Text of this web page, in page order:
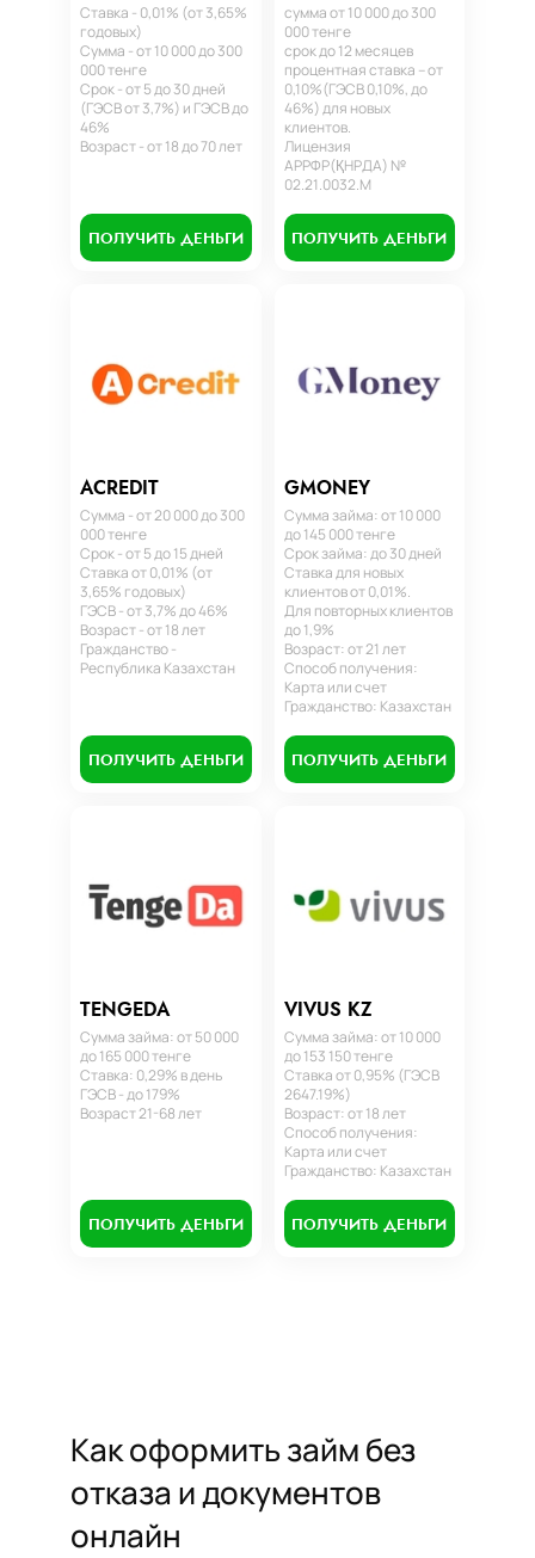
Ставка - 0,01% (от 3,65%
годовых)
Сумма - от 10 000 до 300
000 тенге
Срок - от 5 до 30 дней
(ГЭСВ от 3,7%) и ГЭСВ до
46%
Возраст - от 18 до 70 лет
ПОЛУЧИТЬ ДЕНЬГИ
сумма от 10 000 до 300
000 тенге
срок до 12 месяцев
процентная ставка – от
0,10%(ГЭСВ 0,10%, до
46%) для новых
клиентов.
Лицензия
АРРФР(ҚНРДА) №
02.21.0032.М
ПОЛУЧИТЬ ДЕНЬГИ
ACREDIT
Сумма - от 20 000 до 300
000 тенге
Срок - от 5 до 15 дней
Ставка от 0,01% (от
3,65% годовых)
ГЭСВ - от 3,7% до 46%
Возраст - от 18 лет
Гражданство -
Республика Казахстан
ПОЛУЧИТЬ ДЕНЬГИ
GMONEY
Сумма займа: от 10 000
до 145 000 тенге
Срок займа: до 30 дней
Ставка для новых
клиентов от 0,01%.
Для повторных клиентов
до 1,9%
Возраст: от 21 лет
Способ получения:
Карта или счет
Гражданство: Казахстан
ПОЛУЧИТЬ ДЕНЬГИ
TENGEDA
Сумма займа: от 50 000
до 165 000 тенге
Ставка: 0,29% в день
ГЭСВ - до 179%
Возраст 21-68 лет
ПОЛУЧИТЬ ДЕНЬГИ
VIVUS KZ
Сумма займа: от 10 000
до 153 150 тенге
Ставка от 0,95% (ГЭСВ
2647.19%)
Возраст: от 18 лет
Способ получения:
Карта или счет
Гражданство: Казахстан
ПОЛУЧИТЬ ДЕНЬГИ
Как оформить займ без
отказа и документов
онлайн